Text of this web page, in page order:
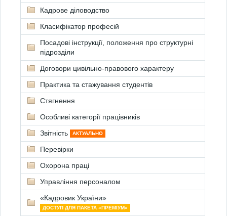
Кадрове діловодство
Класифікатор професій
Посадові інструкції, положення про структурні
підрозділи
Договори цивільно-правового характеру
Практика та стажування студентів
Стягнення
Особливі категорії працівників
Звітність
АКТУАЛЬНО
Перевірки
Охорона праці
Управління персоналом
«Кадровик України»
ДОСТУП ДЛЯ ПАКЕТА «ПРЕМІУМ»